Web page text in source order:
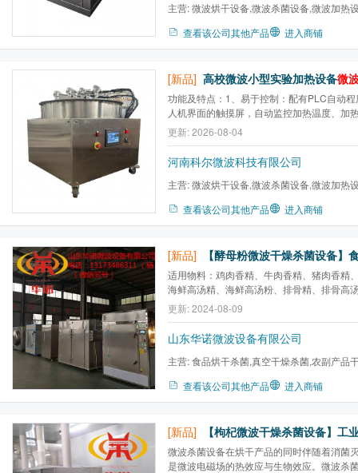
主营:微波烘干设备,微波杀菌设备,微波加热
查看该公司其他产品 进入商铺
[新品] 高校微波小型实验加热设备微
功能及特点：1、易于控制：配有PLC自动
人机界面的触摸屏，自动监控加热温度、加
具有故障报警系统，可实现数据存储的傻瓜
gao效： 微波加热设备采用的是辐射传能，
需其它传热媒介，干燥速度快，效率高，能
燥...
更新: 2026-08-04
河南科尔微波科技有限公司
主营:微波烘干设备,微波杀菌设备,微波加热
查看该公司其他产品 进入商铺
[新品] 【酵母粉微波干燥杀菌设备】
适用物料：鸡肉香精、牛肉香精、猪肉香精
海鲜高汤精、海鲜高汤粉、排骨精、排骨高
香辛料、辣椒粉等调料调味品的干燥、灭菌
干燥、防虫，豆类微波熟化、烘焙，肉制品
更新: 2024-08-09
山东华诺微波设备有限公司
主营:食品烘干杀菌,真空干燥杀菌,农副产品
查看该公司其他产品 进入商铺
[新品] 【枸杞微波干燥杀菌设备】工
微波杀菌设备在烘干产品的同时伴随着消菌
是微波电磁场的热效应与生物效应。微波杀